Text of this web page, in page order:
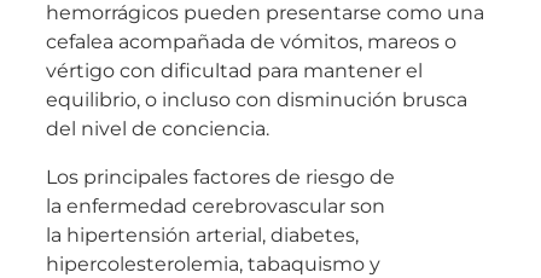
hemorrágicos pueden presentarse como una
cefalea acompañada de vómitos, mareos o
vértigo con dificultad para mantener el
equilibrio, o incluso con disminución brusca
del nivel de conciencia.
Los principales factores de riesgo de
la enfermedad cerebrovascular son
la hipertensión arterial, diabetes,
hipercolesterolemia, tabaquismo y